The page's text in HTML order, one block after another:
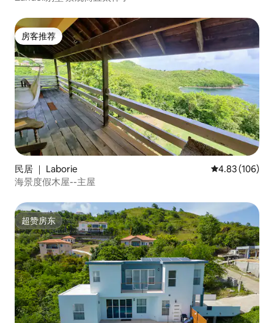
房客推荐
房客推荐
民居 ｜ Laborie 平均评分 4.83
4.83 (106)
海景度假木屋--主屋
超赞房东
超赞房东